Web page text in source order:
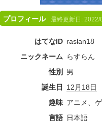
プロフィール 最終更新日: 2022/
はてなID raslan18
ニックネーム らすらん
性別
男
誕生日
12月18日
趣味 アニメ、
言語 日本語